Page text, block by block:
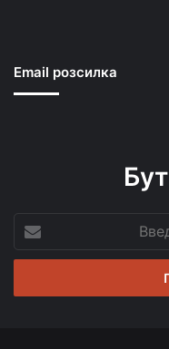
Email розсилка
свій
email